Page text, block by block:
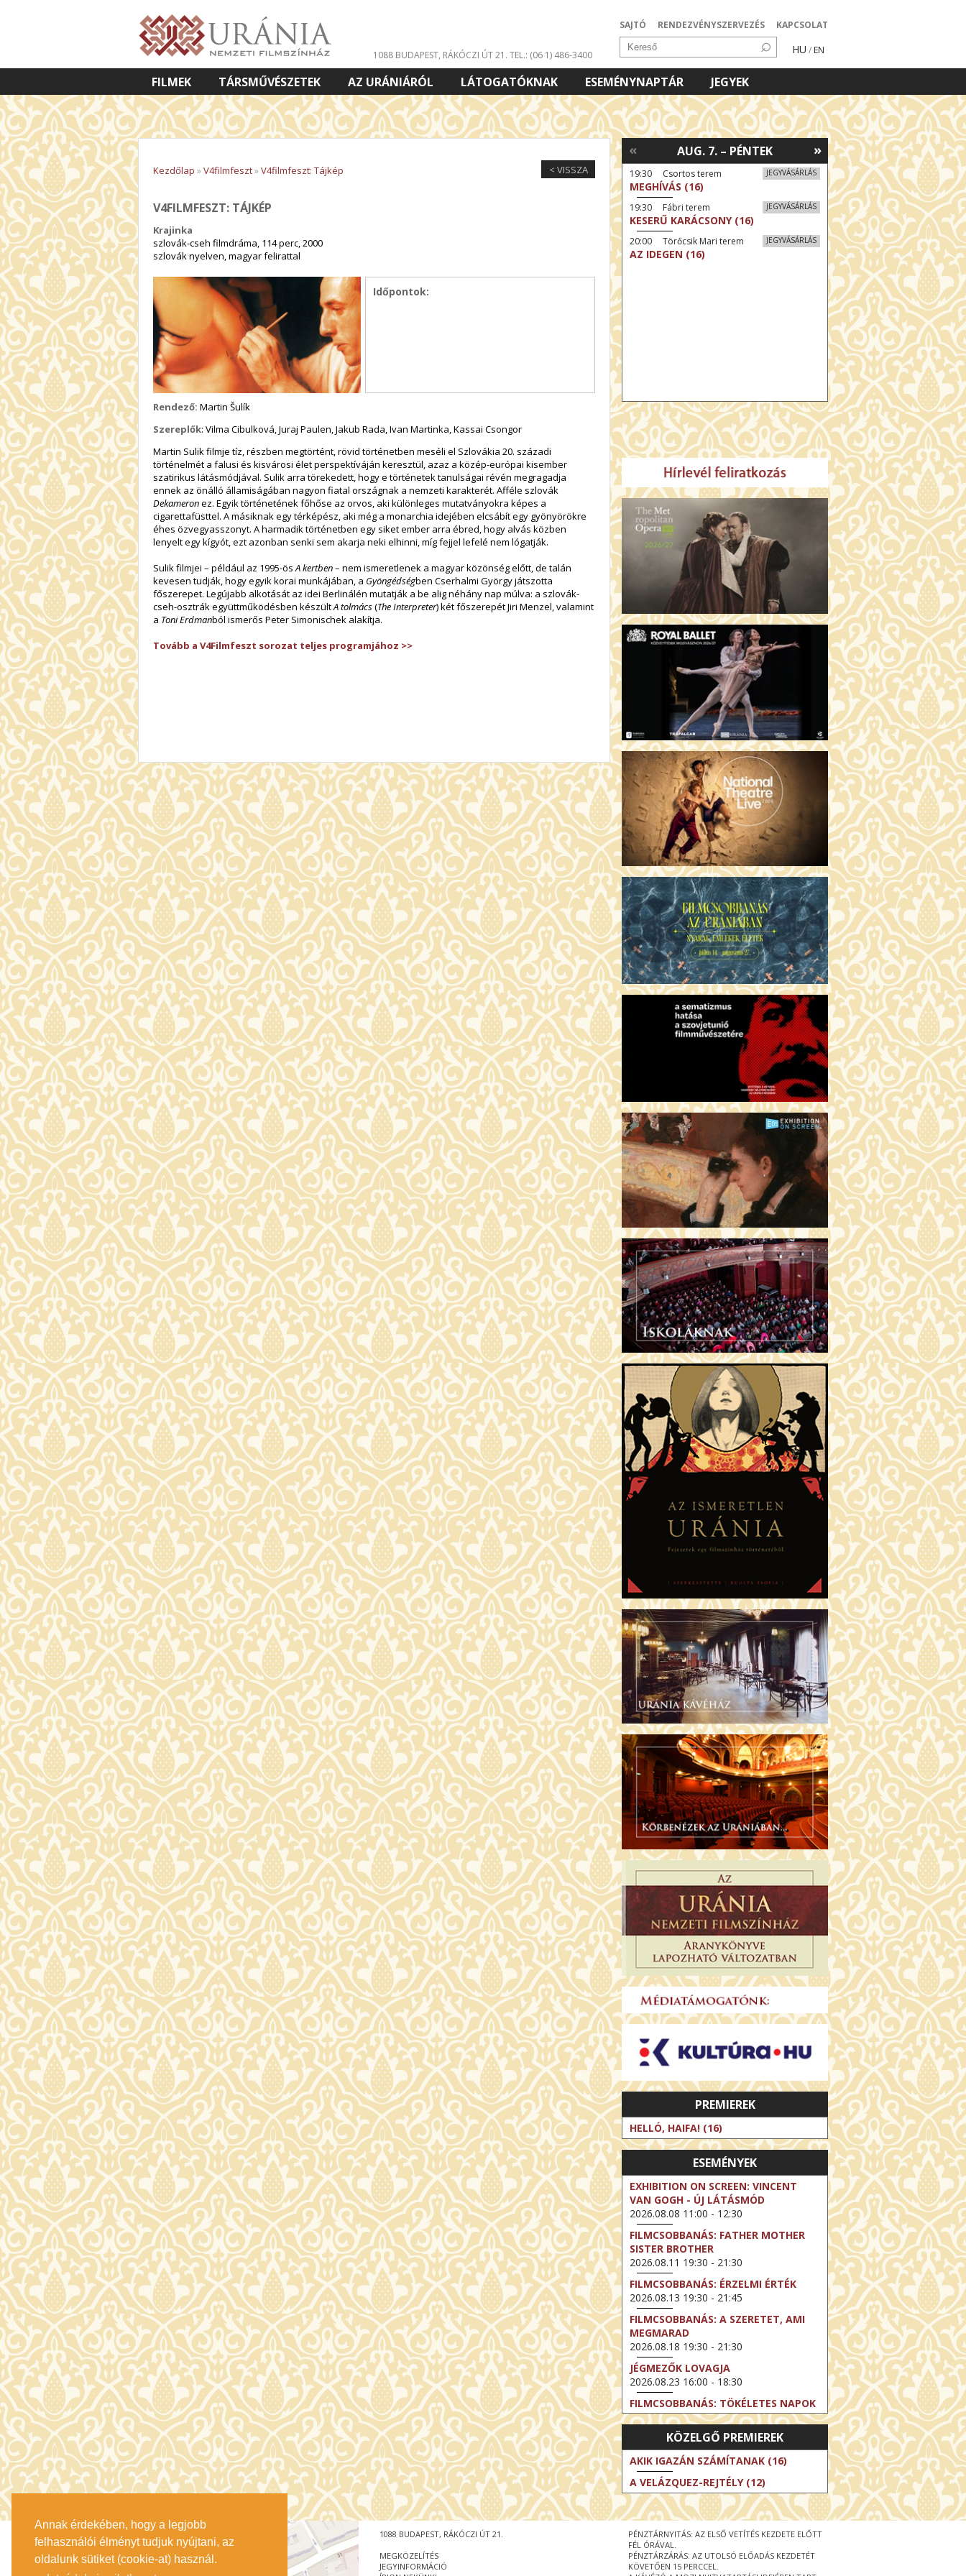
Annak érdekében, hogy a legjobb
felhasználói élményt tudjuk nyújtani, az
oldalunk sütiket (cookie-at) használ.
SAJTÓ RENDEZVÉNYSZERVEZÉS KAPCSOLAT
HU / EN
1088 BUDAPEST, RÁKÓCZI ÚT 21. TEL.: (06 1) 486-3400
FILMEK TÁRSMŰVÉSZETEK AZ URÁNIÁRÓL LÁTOGATÓKNAK ESEMÉNYNAPTÁR
JEGYEK
VETÍTETT KÉPES ELŐADÁSOK
< VISSZA
Kezdőlap »V4filmfeszt»V4filmfeszt: Tájkép
V4FILMFESZT: TÁJKÉP
Krajinka
szlovák-cseh filmdráma, 114 perc, 2000
szlovák nyelven, magyar felirattal
Időpontok:
Rendező: Martin Šulík
Szereplők: Vilma Cibulková, Juraj Paulen, Jakub Rada, Ivan Martinka, Kassai Csongor
Martin Sulik filmje tíz, részben megtörtént, rövid történetben meséli el Szlovákia 20. századi
történelmét a falusi és kisvárosi élet perspektíváján keresztül, azaz a közép-európai kisember
szatirikus látásmódjával. Sulik arra törekedett, hogy e történetek tanulságai révén megragadja
ennek az önálló államiságában nagyon fiatal országnak a nemzeti karakterét. Afféle szlovák
Dekameronez. Egyik történetének főhőse az orvos, aki különleges mutatványokra képes a
cigarettafüsttel. A másiknak egy térképész, aki még a monarchia idejében elcsábít egy gyönyörökre
éhes özvegyasszonyt. A harmadik történetben egy siket ember arra ébred, hogy alvás közben
lenyelt egy kígyót, ezt azonban senki sem akarja neki elhinni, míg fejjel lefelé nem lógatják.
Sulik filmjei – például az 1995-ösA kertben– nem ismeretlenek a magyar közönség előtt, de talán
kevesen tudják, hogy egyik korai munkájában, a Gyöngédségben Cserhalmi György játszotta
főszerepet. Legújabb alkotását az idei Berlinálén mutatják a be alig néhány nap múlva: a szlovák-
cseh-osztrák együttműködésben készültA tolmács(The Interpreter) két főszerepét Jiri Menzel, valamint
a Toni Erdmanból ismerős Peter Simonischek alakítja.
Tovább a V4Filmfeszt sorozat teljes programjához >>
»
AUG. 7. – PÉNTEK
«
JEGYVÁSÁRLÁS
19:30 Csortos terem
MEGHÍVÁS (16)
JEGYVÁSÁRLÁS
19:30 Fábri terem
KESERŰ KARÁCSONY (16)
JEGYVÁSÁRLÁS
20:00 Törőcsik Mari terem
AZ IDEGEN (16)
PREMIEREK
HELLÓ, HAIFA! (16)
ESEMÉNYEK
EXHIBITION ON SCREEN: VINCENT
VAN GOGH - ÚJ LÁTÁSMÓD
2026.08.08 11:00 - 12:30
FILMCSOBBANÁS: FATHER MOTHER
SISTER BROTHER
2026.08.11 19:30 - 21:30
FILMCSOBBANÁS: ÉRZELMI ÉRTÉK
2026.08.13 19:30 - 21:45
FILMCSOBBANÁS: A SZERETET, AMI
MEGMARAD
2026.08.18 19:30 - 21:30
JÉGMEZŐK LOVAGJA
2026.08.23 16:00 - 18:30
FILMCSOBBANÁS: TÖKÉLETES NAPOK
2026.08.25 19:30 - 21:45
FILMCSOBBANÁS: IFJÚSÁG
2026.08.27 19:30 - 21:30
EXHIBITION ON SCREEN: VINCENT
VAN GOGH - ÚJ LÁTÁSMÓD
2026.08.30 11:00 - 12:30
NT LIVE / DAVID IRELAND: THE FIFTH
STEP
2026.09.01 19:00 - 21:00
BERLIN ELESTE
KÖZELGŐ PREMIEREK
AKIK IGAZÁN SZÁMÍTANAK (16)
A VELÁZQUEZ-REJTÉLY (12)
PÉNZTÁRNYITÁS: AZ ELSŐ VETÍTÉS KEZDETE ELŐTT
FÉL ÓRÁVAL.
PÉNZTÁRZÁRÁS: AZ UTOLSÓ ELŐADÁS KEZDETÉT
KÖVETŐEN 15 PERCCEL.
1088 BUDAPEST, RÁKÓCZI ÚT 21.
MEGKÖZELÍTÉS
JEGYINFORMÁCIÓ